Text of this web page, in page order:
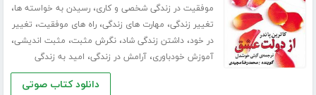
موفقیت در زندگی شخصی و کاری،رسیدن به خواسته ها،
تغییر زندگی، مهارت های زندگی،راه های موفقیت، تغییر
در خود،داشتن زندگی شاد،نگرش مثبت، مثبت اندیشی،
آموزش خودباوری،آرامش در زندگی، امید به زندگی
دانلود کتاب صوتی